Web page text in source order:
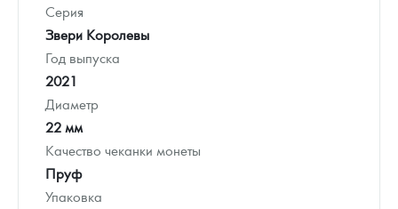
Серия
Звери Королевы
Год выпуска
2021
Диаметр
22 мм
Качество чеканки монеты
Пруф
Упаковка